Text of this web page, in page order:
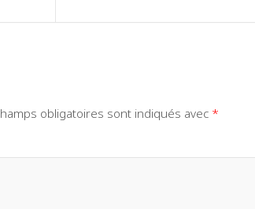
obligatoires sont indiqués avec *